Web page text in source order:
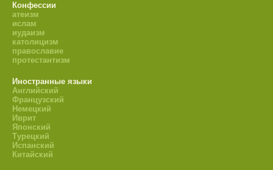
Конфессии
атеизм
ислам
иудаизм
католицизм
православие
протестантизм
Иностранные языки
Английский
Французский
Немецкий
Иврит
Японский
Турецкий
Испанский
Китайский